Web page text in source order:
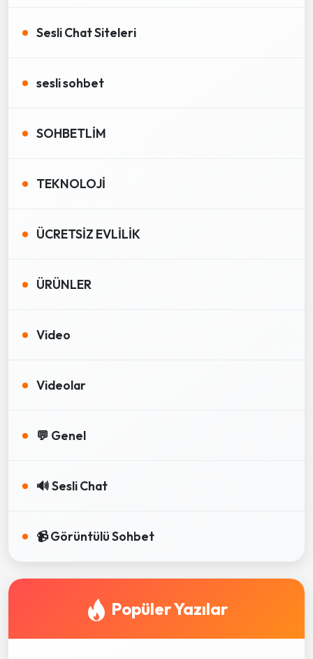
Sesli Chat Siteleri
sesli sohbet
SOHBETLİM
TEKNOLOJİ
ÜCRETSİZ EVLİLİK
ÜRÜNLER
Video
Videolar
💬 Genel
🔊 Sesli Chat
📹 Görüntülü Sohbet
Popüler Yazılar